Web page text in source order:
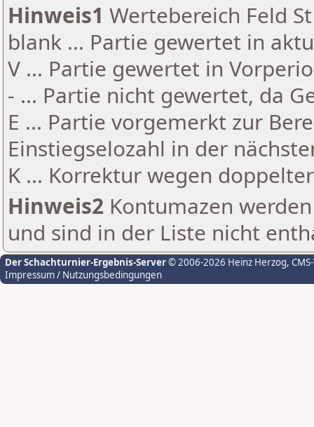
Hinweis1 Wertebereich Feld
blank ... Partie gewertet in
V ... Partie gewertet in
- ... Partie nicht gewertet, da
E ... Partie vorgemerkt zur
Einstiegselozahl in der
K ... Korrektur wegen
Hinweis2 Kontumazen
und sind in der Liste nicht
Der Schachturnier-Ergebnis-Server© 2006-2026 Heinz Herzog,
Impressum / Nutzungsbedingungen